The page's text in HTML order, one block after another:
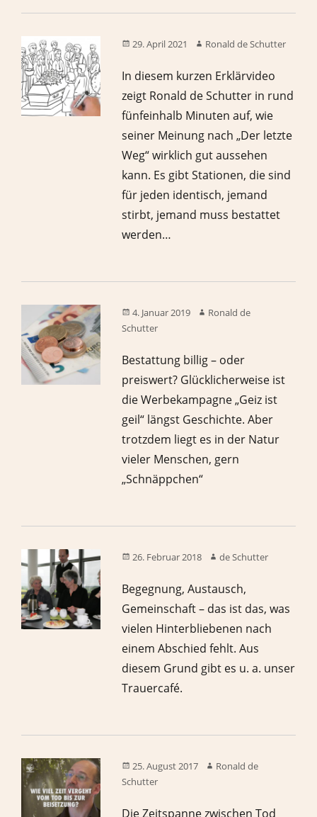
29. April 2021 Ronald de Schutter
In diesem kurzen Erklärvideo
zeigt Ronald de Schutter in rund
fünfeinhalb Minuten auf, wie
seiner Meinung nach „Der letzte
Weg“ wirklich gut aussehen
kann. Es gibt Stationen, die sind
für jeden identisch, jemand
stirbt, jemand muss bestattet
werden…
4. Januar 2019
Ronald de
Schutter
Bestattung billig – oder
preiswert? Glücklicherweise ist
die Werbekampagne „Geiz ist
geil“ längst Geschichte. Aber
trotzdem liegt es in der Natur
vieler Menschen, gern
„Schnäppchen“
26. Februar 2018 de Schutter
Begegnung, Austausch,
Gemeinschaft – das ist das, was
vielen Hinterbliebenen nach
einem Abschied fehlt. Aus
diesem Grund gibt es u. a. unser
Trauercafé.
25. August 2017
Ronald de
Schutter
Die Zeitspanne zwischen Tod